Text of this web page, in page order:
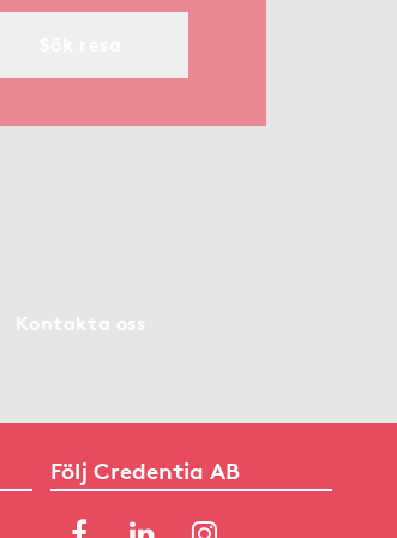
Kontakta oss
Följ Credentia AB